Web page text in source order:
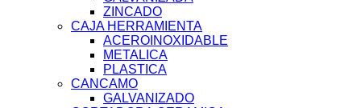
ZINCADO
CAJA HERRAMIENTA
ACEROINOXIDABLE
METALICA
PLASTICA
CANCAMO
GALVANIZADO